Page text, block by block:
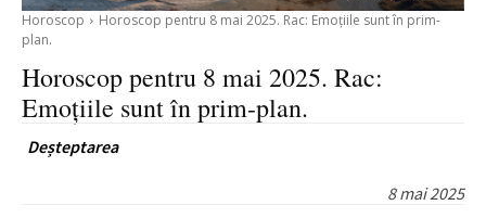
Horoscop
Horoscop pentru 8 mai 2025. Rac: Emoțiile sunt în prim-
plan.
Horoscop pentru 8 mai 2025. Rac:
Emoțiile sunt în prim-plan.
Deșteptarea
8 mai 2025